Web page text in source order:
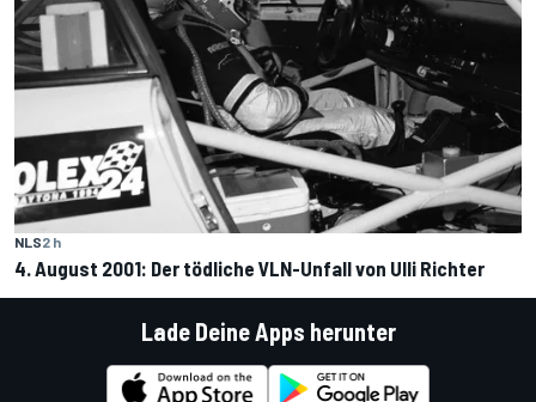
NLS2 h
4. August 2001: Der tödliche VLN-Unfall von Ulli Richter
Lade Deine Apps herunter